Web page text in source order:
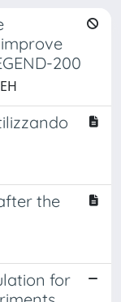
200
the
for